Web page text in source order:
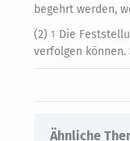
begehrt werden,
(2) 1 Die
verfolgen können.
Ähnliche